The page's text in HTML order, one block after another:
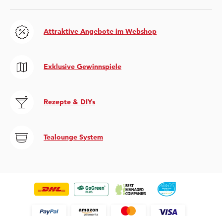
Attraktive Angebote im Webshop
Exklusive Gewinnspiele
Rezepte & DIYs
Tealounge System